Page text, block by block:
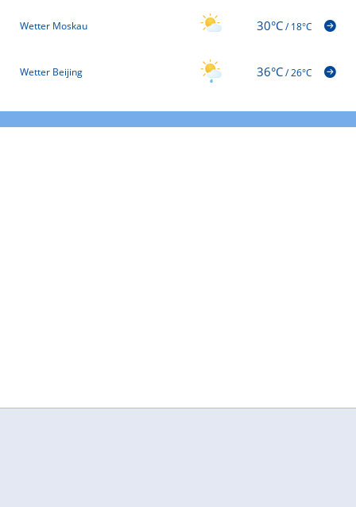
Wetter Moskau 30°C/18°C
Wetter Beijing 36°C/26°C